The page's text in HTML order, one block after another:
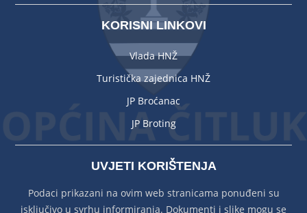
KORISNI LINKOVI
Vlada HNŽ
Turistička zajednica HNŽ
JP Broćanac
JP Broting
UVJETI KORIŠTENJA
Podaci prikazani na ovim web stranicama ponuđeni su
isključivo u svrhu informiranja. Dokumenti i slike mogu se